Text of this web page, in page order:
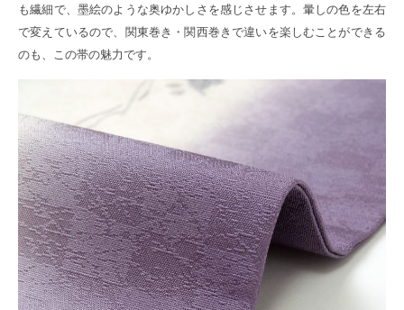
も繊細で、墨絵のような奥ゆかしさを感じさせます。暈しの色を左右
で変えているので、関東巻き・関西巻きで違いを楽しむことができる
のも、この帯の魅力です。